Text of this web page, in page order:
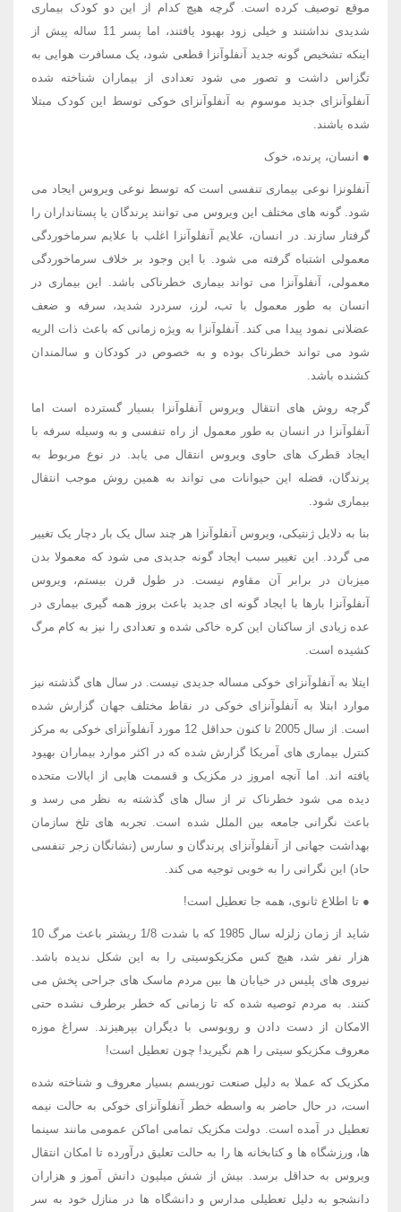
موقع توصیف کرده است. گرچه هیچ کدام از این دو کودک بیماری
شدیدی نداشتند و خیلی زود بهبود یافتند، اما پسر 11 ساله پیش از
اینکه تشخیص گونه جدید آنفلوآنزا قطعی شود، یک مسافرت هوایی به
تگزاس داشت و تصور می شود تعدادی از بیماران شناخته شده
آنفلوآنزای جدید موسوم به آنفلوآنزای خوکی توسط این کودک مبتلا
شده باشند.
● انسان، پرنده، خوک
آنفلونزا نوعی بیماری تنفسی است که توسط نوعی ویروس ایجاد می
شود. گونه های مختلف این ویروس می توانند پرندگان یا پستانداران را
گرفتار سازند. در انسان، علایم آنفلوآنزا اغلب با علایم سرماخوردگی
معمولی اشتباه گرفته می شود. با این وجود بر خلاف سرماخوردگی
معمولی، آنفلوآنزا می تواند بیماری خطرناکی باشد. این بیماری در
انسان به طور معمول با تب، لرز، سردرد شدید، سرفه و ضعف
عضلانی نمود پیدا می کند. آنفلوآنزا به ویژه زمانی که باعث ذات الریه
شود می تواند خطرناک بوده و به خصوص در کودکان و سالمندان
کشنده باشد.
گرچه روش های انتقال ویروس آنفلوآنزا بسیار گسترده است اما
آنفلوآنزا در انسان به طور معمول از راه تنفسی و به وسیله سرفه با
ایجاد قطرک های حاوی ویروس انتقال می یابد. در نوع مربوط به
پرندگان، فضله این حیوانات می تواند به همین روش موجب انتقال
بیماری شود.
بنا به دلایل ژنتیکی، ویروس آنفلوآنزا هر چند سال یک بار دچار یک تغییر
می گردد. این تغییر سبب ایجاد گونه جدیدی می شود که معمولا بدن
میزبان در برابر آن مقاوم نیست. در طول قرن بیستم، ویروس
آنفلوآنزا بارها با ایجاد گونه ای جدید باعث بروز همه گیری بیماری در
عده زیادی از ساکنان این کره خاکی شده و تعدادی را نیز به کام مرگ
کشیده است.
ایتلا به آنفلوآنزای خوکی مساله جدیدی نیست. در سال های گذشته نیز
موارد ابتلا به آنفلوآنزای خوکی در نقاط مختلف جهان گزارش شده
است. از سال 2005 تا کنون حداقل 12 مورد آنفلوآنزای خوکی به مرکز
کنترل بیماری های آمریکا گزارش شده که در اکثر موارد بیماران بهیود
یافته اند. اما آنچه امروز در مکزیک و قسمت هایی از ایالات متحده
دیده می شود خطرناک تر از سال های گذشته به نظر می رسد و
باعث نگرانی جامعه بین الملل شده است. تجربه های تلخ سازمان
بهداشت جهانی از آنفلوآنزای پرندگان و سارس (نشانگان زجر تنفسی
حاد) این نگرانی را به خوبی توجیه می کند.
● تا اطلاع ثانوی، همه جا تعطیل است!
شاید از زمان زلزله سال 1985 که با شدت 1/8 ریشتر باعث مرگ 10
هزار نفر شد، هیچ کس مکزیکوسیتی را به این شکل ندیده باشد.
نیروی های پلیس در خیابان ها بین مردم ماسک های جراحی پخش می
کنند. به مردم توصیه شده که تا زمانی که خطر برطرف نشده حتی
الامکان از دست دادن و روبوسی با دیگران بپرهیزند. سراغ موزه
معروف مکزیکو سیتی را هم نگیرید! چون تعطیل است!
مکزیک که عملا به دلیل صنعت توریسم بسیار معروف و شناخته شده
است، در حال حاضر به واسطه خطر آنفلوآنزای خوکی به حالت نیمه
تعطیل در آمده است. دولت مکزیک تمامی اماکن عمومی مانند سینما
ها، ورزشگاه ها و کتابخانه ها را به حالت تعلیق درآورده تا امکان انتقال
ویروس به حداقل برسد. بیش از شش میلیون دانش آموز و هزاران
دانشجو به دلیل تعطیلی مدارس و دانشگاه ها در منازل خود به سر